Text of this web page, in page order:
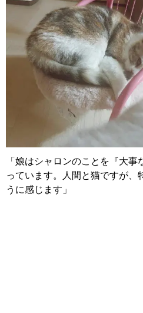
「娘はシャロンのことを『大事
っています。人間と猫ですが、
うに感じます」